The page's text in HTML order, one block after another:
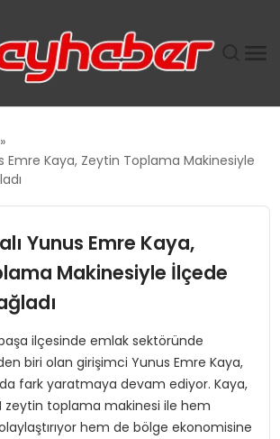
MODELI EKONOMIDE KADIN
MÜHENDISLIĞINDE HEDEF
GERGİNLİĞİ!
Emre Kaya, Zeytin Toplama Makinesiyle
Yunus Emre Kaya,
Makinesiyle İlçede
ilçesinde emlak sektöründe
biri olan girişimci Yunus Emre Kaya,
fark yaratmaya devam ediyor. Kaya,
zeytin toplama makinesi ile hem
hem de bölge ekonomisine